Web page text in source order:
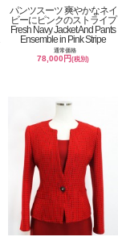
パンツスーツ 爽やかなネイ
ビーにピンクのストライプ
Fresh Navy Jacket And Pants
Ensemble in Pink Stripe
通常価格
78,000円(税別)